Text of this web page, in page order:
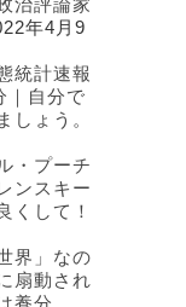
年4月9
統計速報
｜自分で
しょう。
・プーチ
ンスキー
くして！
界」なの
扇動され
養分